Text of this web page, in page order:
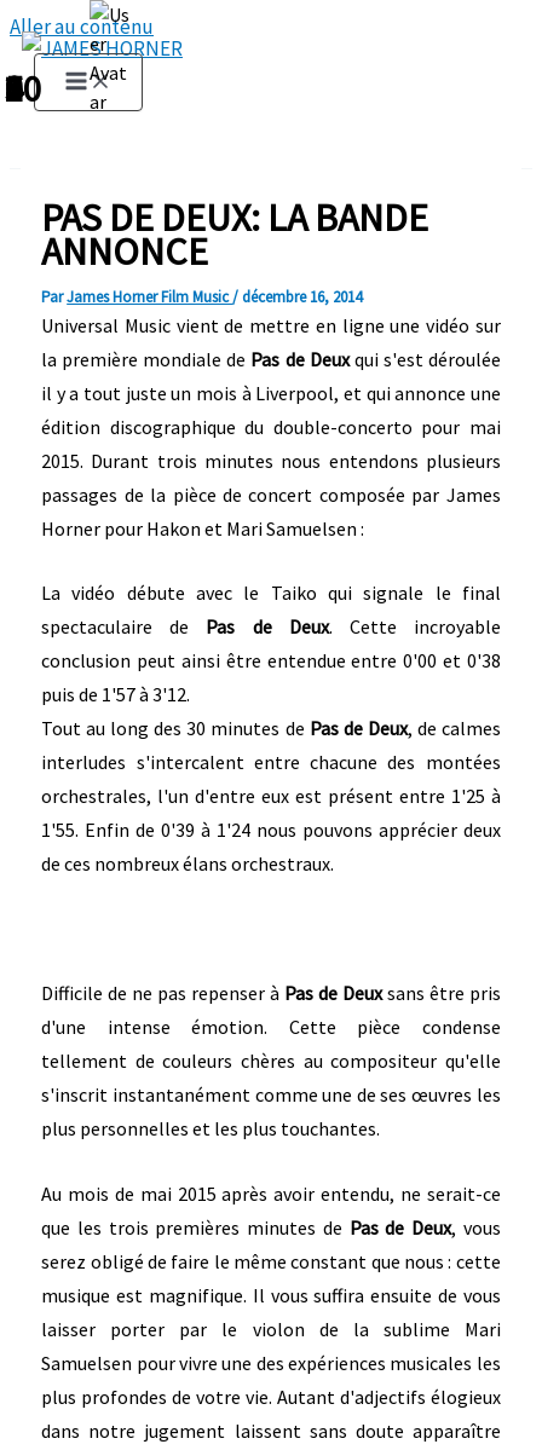
Aller au contenu
PAS DE DEUX: LA BANDE
ANNONCE
ParJames Horner Film Music/décembre 16, 2014
Universal Music vient de mettre en ligne une vidéo sur
la première mondiale de Pas de Deuxqui s'est déroulée
il y a tout juste un mois à Liverpool, et qui annonce une
édition discographique du double-concerto pour mai
2015. Durant trois minutes nous entendons plusieurs
passages de la pièce de concert composée par James
Horner pour Hakon et Mari Samuelsen :
La vidéo débute avec le Taiko qui signale le final
spectaculaire de Pas de Deux. Cette incroyable
conclusion peut ainsi être entendue entre 0'00 et 0'38
puis de 1'57 à 3'12.
Tout au long des 30 minutes de Pas de Deux, de calmes
interludes s'intercalent entre chacune des montées
orchestrales, l'un d'entre eux est présent entre 1'25 à
1'55. Enfin de 0'39 à 1'24 nous pouvons apprécier deux
de ces nombreux élans orchestraux.
Difficile de ne pas repenser à Pas de Deuxsans être pris
d'une intense émotion. Cette pièce condense
tellement de couleurs chères au compositeur qu'elle
s'inscrit instantanément comme une de ses œuvres les
plus personnelles et les plus touchantes.
Au mois de mai 2015 après avoir entendu, ne serait-ce
que les trois premières minutes de Pas de Deux, vous
serez obligé de faire le même constant que nous : cette
musique est magnifique. Il vous suffira ensuite de vous
laisser porter par le violon de la sublime Mari
Samuelsen pour vivre une des expériences musicales les
plus profondes de votre vie. Autant d'adjectifs élogieux
dans notre jugement laissent sans doute apparaître
1
2
3
4
5
6
7
8
9
10